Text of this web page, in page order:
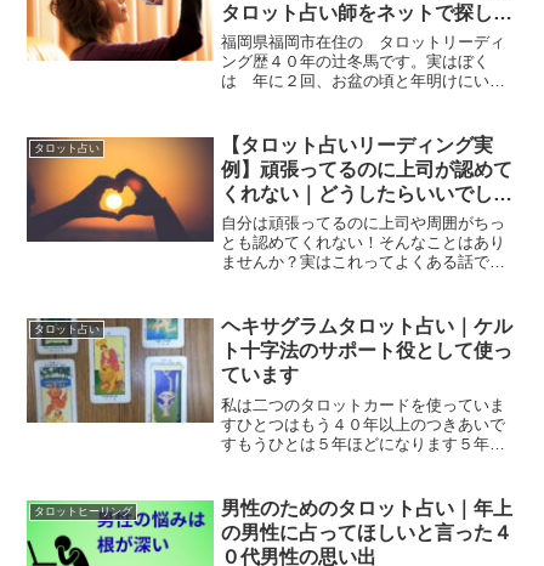
タロット占い師をネットで探した
体験談
福岡県福岡市在住の タロットリーディ
ング歴４０年の辻冬馬です。実はぼく
は 年に２回、お盆の頃と年明けにいき
う人です自分自身を占うことは難しいの
で コユキさんのリーディ...
タロット占い
【タロット占いリーディング実
例】頑張ってるのに上司が認めて
くれない｜どうしたらいいでしょ
う？￼
自分は頑張ってるのに上司や周囲がちっ
とも認めてくれない！そんなことはあり
ませんか？実はこれってよくある話です
れまでなんですがでも自分にできること
は自分の心の調律だけで上...
タロット占い
ヘキサグラムタロット占い｜ケル
ト十字法のサポート役として使っ
ています
私は二つのタロットカードを使っていま
すひとつはもう４０年以上のつきあいで
すもうひとは５年ほどになります５年経
ですが今回はそのご紹介です２種類のタ
ロットカード左が４０年来...
タロットヒーリング
男性のためのタロット占い｜年上
の男性に占ってほしいと言った４
０代男性の思い出